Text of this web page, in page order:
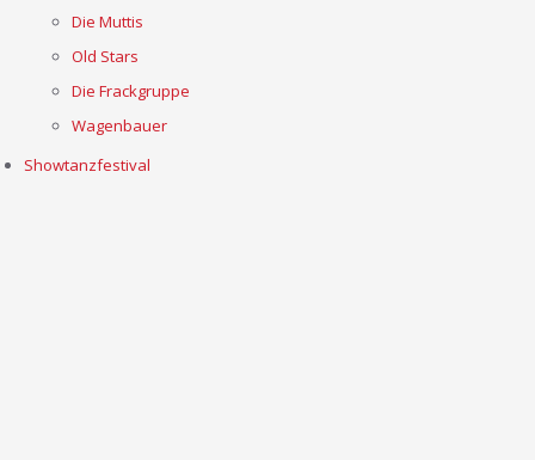
Die Muttis
Old Stars
Die Frackgruppe
Wagenbauer
Showtanzfestival